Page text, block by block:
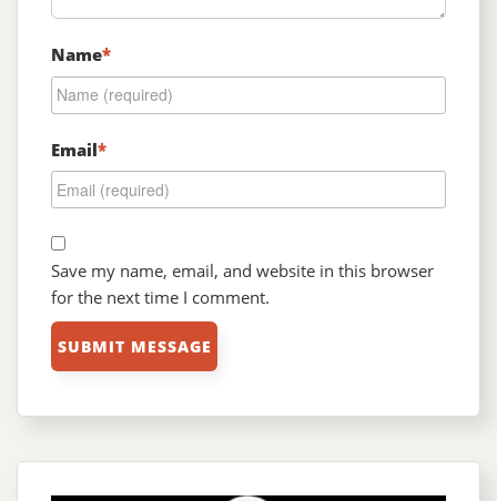
Name*
Email*
Save my name, email, and website in this browser
for the next time I comment.